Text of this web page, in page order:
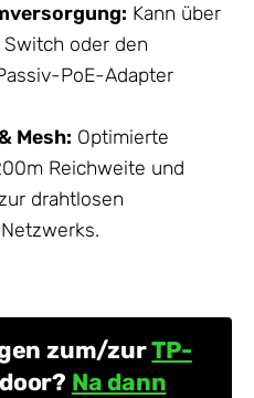
Kann über
oder den
PoE-Adapter
Mesh: Optimierte
Reichweite und
drahtlosen
zum/zurTP-
Na dann